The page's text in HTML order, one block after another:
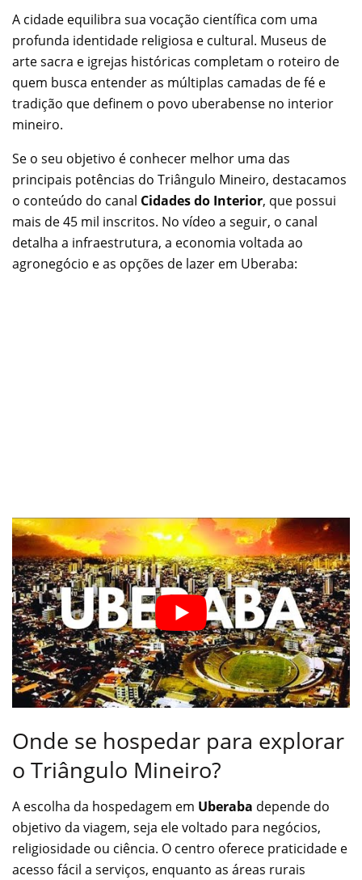
A cidade equilibra sua vocação científica com uma
profunda identidade religiosa e cultural. Museus de
arte sacra e igrejas históricas completam o roteiro de
quem busca entender as múltiplas camadas de fé e
tradição que definem o povo uberabense no interior
mineiro.
Se o seu objetivo é conhecer melhor uma das
principais potências do Triângulo Mineiro, destacamos
o conteúdo do canal Cidades do Interior, que possui
mais de 45 mil inscritos. No vídeo a seguir, o canal
detalha a infraestrutura, a economia voltada ao
agronegócio e as opções de lazer em Uberaba:
Onde se hospedar para explorar
o Triângulo Mineiro?
A escolha da hospedagem em Uberaba depende do
objetivo da viagem, seja ele voltado para negócios,
religiosidade ou ciência. O centro oferece praticidade e
acesso fácil a serviços, enquanto as áreas rurais